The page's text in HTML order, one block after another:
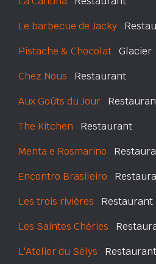
Le barbecue de Jacky
Pistache & Chocolat Glacier
Chez Nous Restaurant
Aux Goûts du Jour
The Kitchen Restaurant
Menta e Rosmarino
Encontro Brasileiro
Les trois rivières Restaurant
Les Saintes Chéries
L'Atelier du Sélys Restaurant